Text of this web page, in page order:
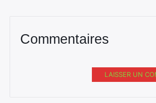
Commentaires
LAISSER UN